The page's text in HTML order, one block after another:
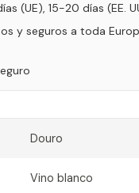
(UE), 15-20 días (EE.
y seguros a toda
Douro
Vino blanco